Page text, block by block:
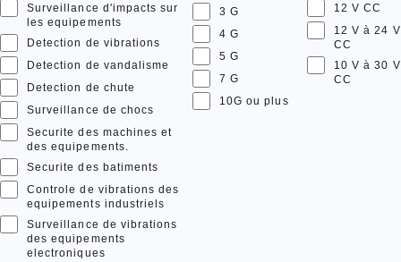
Surveillance d'impacts sur
les equipements
Detection de vibrations
Detection de vandalisme
Detection de chute
Surveillance de chocs
Securite des machines et
des equipements.
Securite des batiments
Controle de vibrations des
equipements industriels
Surveillance de vibrations
des equipements
electroniques
3 G
4 G
5 G
7 G
10G ou plus
12 V CC
12 V à 24 V
CC
10 V à 30 V
CC